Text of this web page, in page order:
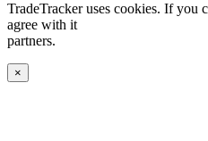
TradeTracker uses cookies. If you
agree with it
partners.
×